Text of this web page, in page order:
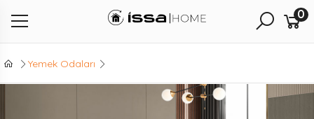
0
Yemek Odaları